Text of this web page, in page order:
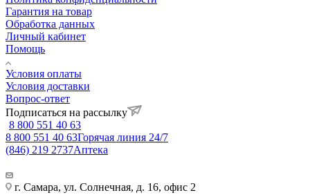
Гарантия на товар
Обработка данных
Личный кабинет
Помощь
Условия оплаты
Условия доставки
Вопрос-ответ
Подписаться на рассылку
8 800 551 40 63
8 800 551 40 63Горячая линия 24/7
(846) 219 2737Аптека
г. Самара, ул. Солнечная, д. 16, офис 2